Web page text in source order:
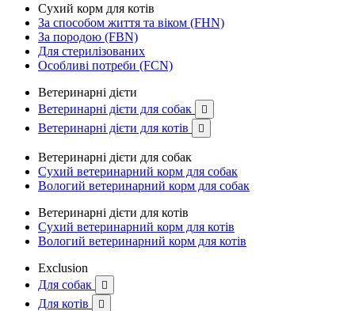
Сухий корм для котів
За способом життя та віком (FHN)
За породою (FBN)
Для стерилізованих
Особливі потреби (FCN)
Ветеринарні дієти
Ветеринарні дієти для собак

Ветеринарні дієти для котів 
Ветеринарні дієти для собак
Сухий ветеринарний корм для собак
Вологий ветеринарний корм для собак
Ветеринарні дієти для котів
Сухий ветеринарний корм для котів
Вологий ветеринарний корм для котів
Exclusion
Для собак

Для котів 